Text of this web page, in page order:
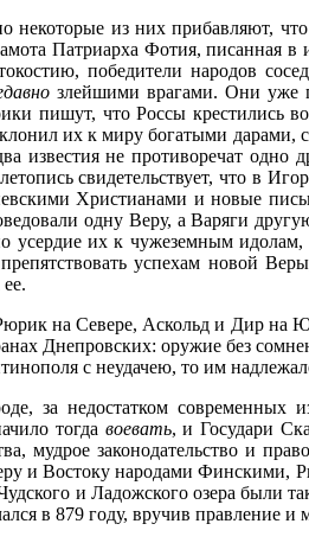
некоторые из них прибавляют,
Патриарха Фотия, писанная
победители народов
злейшими врагами. Они уже
пишут, что Россы крестились
их к миру богатыми
известия не противоречат
свидетельствует, что в
Христианами и новые
одну Веру, а Варяги
усердие их к чужеземным
препятствовать успехам новой
на Севере, Аскольд и Дир на
Днепровских: оружие без
с неудачею, то им
за недостатком современных
тогда воевать, и Государи
мудрое законодательство и
и Востоку народами Финскими,
и Ладожского озера
в 879 году, вручив правление